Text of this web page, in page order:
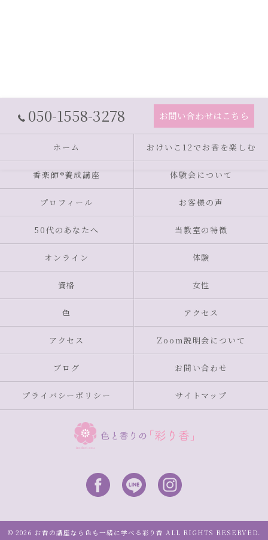
050-1558-3278 お問い合わせはこちら
ホーム おけいこ12でお香を楽しむ
香楽師®養成講座 体験会について
プロフィール お客様の声
50代のあなたへ 当教室の特徴
オンライン 体験
資格 女性
色 アクセス
アクセス Zoom説明会について
ブログ お問い合わせ
プライバシーポリシー サイトマップ
© 2026 お香の講座なら色も一緒に学べる彩り香 ALL RIGHTS RESERVED.